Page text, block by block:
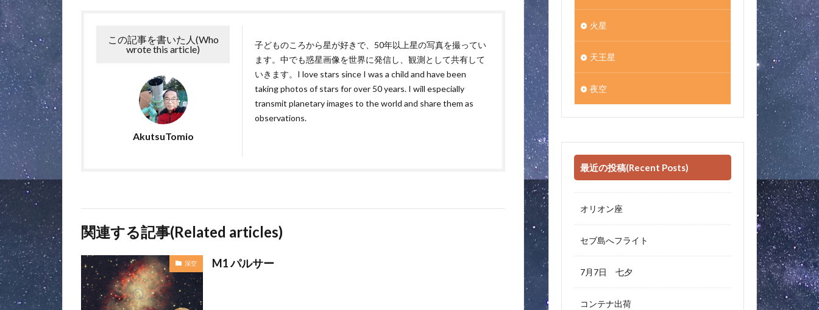
この記事を書いた人(Who
wrote this article)
AkutsuTomio
子どものころから星が好きで、50年以上星の写真を撮ってい
ます。中でも惑星画像を世界に発信し、観測として共有して
いきます。I love stars since I was a child and have been
taking photos of stars for over 50 years. I will especially
transmit planetary images to the world and share them as
observations.
関連する記事(Related articles)
深空 M1 パルサー
火星
天王星
夜空
最近の投稿(Recent Posts)
オリオン座
セブ島へフライト
7月7日 七夕
コンテナ出荷